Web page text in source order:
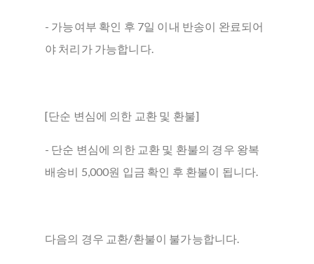
- 가능여부 확인 후 7일 이내 반송이 완료되어
야 처리가 가능합니다.
[단순 변심에 의한 교환 및 환불]
- 단순 변심에 의한 교환 및 환불의 경우 왕복
배송비 5,000원 입금 확인 후 환불이 됩니다.
다음의 경우 교환/환불이 불가능합니다.